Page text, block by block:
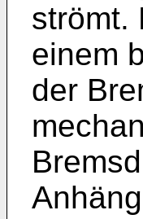
strömt.
einem
der